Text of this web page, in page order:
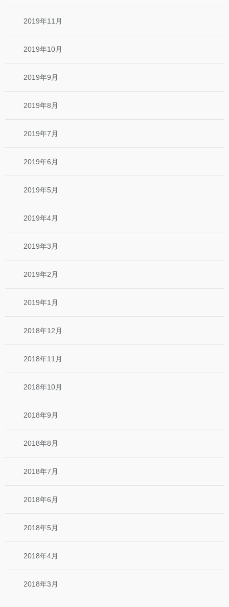
2019年11月
2019年10月
2019年9月
2019年8月
2019年7月
2019年6月
2019年5月
2019年4月
2019年3月
2019年2月
2019年1月
2018年12月
2018年11月
2018年10月
2018年9月
2018年8月
2018年7月
2018年6月
2018年5月
2018年4月
2018年3月